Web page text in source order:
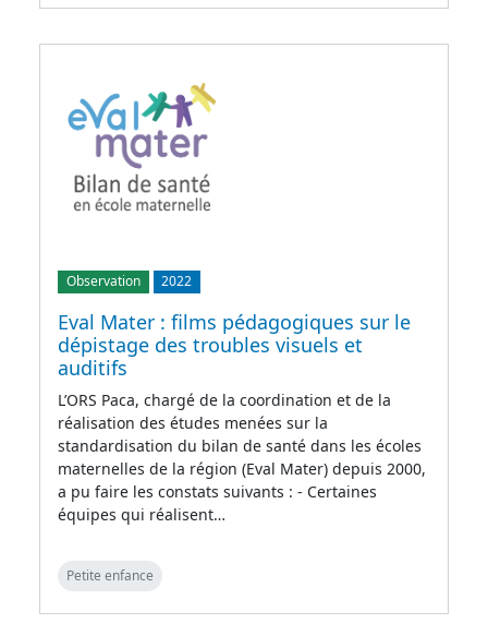
Observation 2022
Eval Mater : films pédagogiques sur le
dépistage des troubles visuels et
auditifs
L’ORS Paca, chargé de la coordination et de la
réalisation des études menées sur la
standardisation du bilan de santé dans les écoles
maternelles de la région (Eval Mater) depuis 2000,
a pu faire les constats suivants : - Certaines
équipes qui réalisent…
Petite enfance